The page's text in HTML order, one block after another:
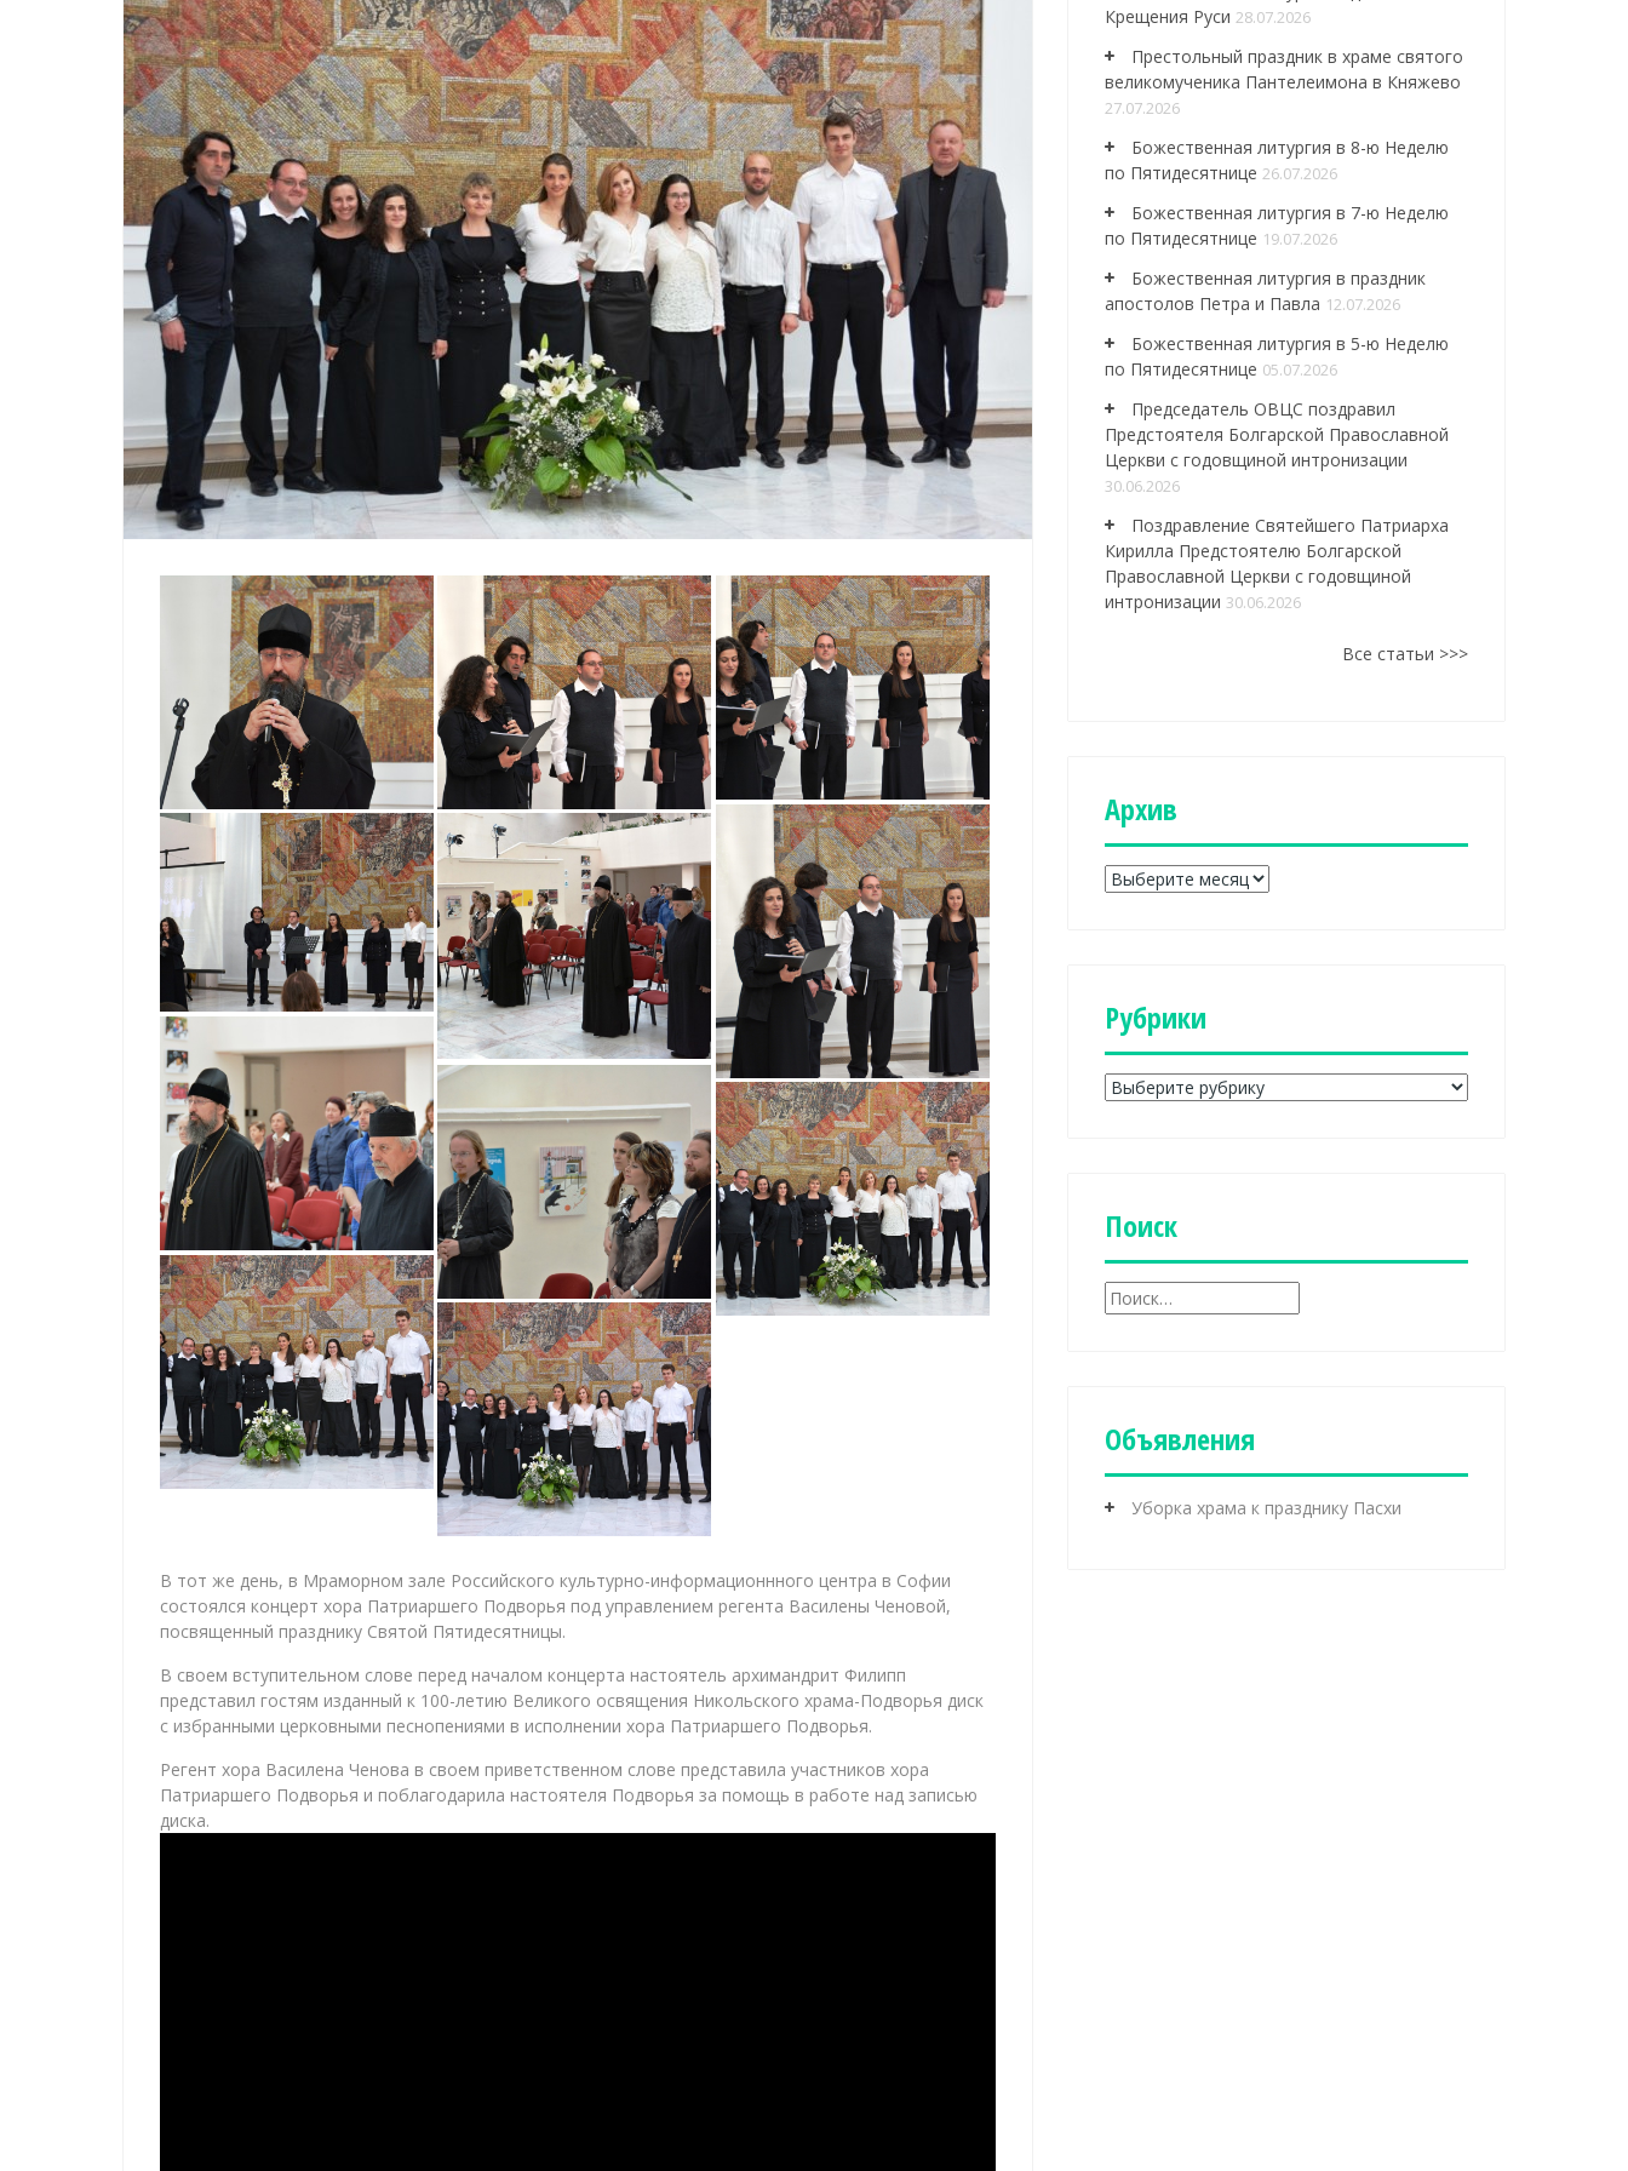
В тот же день, в Мраморном зале Российского культурно-информационнного центра в Софии
состоялся концерт хора Патриаршего Подворья под управлением регента Василены Ченовой,
посвященный празднику Святой Пятидесятницы.
В своем вступительном слове перед началом концерта настоятель архимандрит Филипп
представил гостям изданный к 100-летию Великого освящения Никольского храма-Подворья диск
с избранными церковными песнопениями в исполнении хора Патриаршего Подворья.
Регент хора Василена Ченова в своем приветственном слове представила участников хора
Патриаршего Подворья и поблагодарила настоятеля Подворья за помощь в работе над записью
диска.
Крещения Руси 28.07.2026
Престольный праздник в храме святого
великомученика Пантелеимона в Княжево
27.07.2026
Божественная литургия в 8-ю Неделю
по Пятидесятнице 26.07.2026
Божественная литургия в 7-ю Неделю
по Пятидесятнице 19.07.2026
Божественная литургия в праздник
апостолов Петра и Павла 12.07.2026
Божественная литургия в 5-ю Неделю
по Пятидесятнице 05.07.2026
Председатель ОВЦС поздравил
Предстоятеля Болгарской Православной
Церкви с годовщиной интронизации
30.06.2026
Поздравление Святейшего Патриарха
Кирилла Предстоятелю Болгарской
Православной Церкви с годовщиной
интронизации 30.06.2026
Все статьи >>>
Aрхив
A
Рубрики
Р
к
иПоиск
Н
а
Объявления
Уборка храма к празднику Пасхи